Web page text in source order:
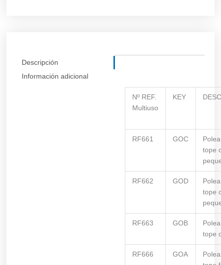
Descripción
Información adicional
Nº REF.
Multiuso
KEY
RF661 GOC
tope
RF662 GOD
tope
RF663 GOB
tope
RF666 GOA